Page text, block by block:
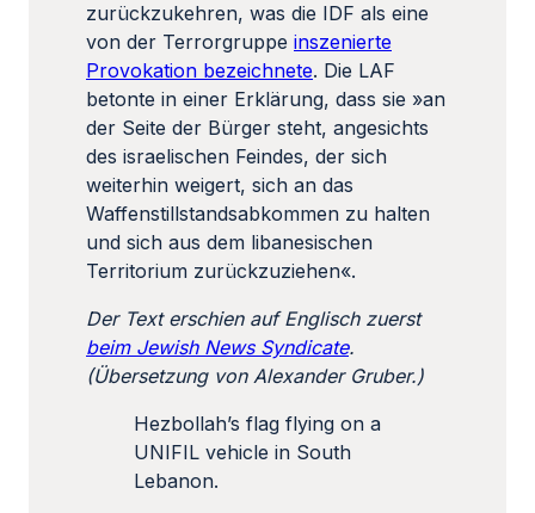
zurückzukehren, was die IDF als eine
von der Terrorgruppe inszenierte
Provokation bezeichnete. Die LAF
betonte in einer Erklärung, dass sie »an
der Seite der Bürger steht, angesichts
des israelischen Feindes, der sich
weiterhin weigert, sich an das
Waffenstillstandsabkommen zu halten
und sich aus dem libanesischen
Territorium zurückzuziehen«.
Der Text erschien auf Englisch zuerst
beim Jewish News Syndicate.
(Übersetzung von Alexander Gruber.)
Hezbollah’s flag flying on a
UNIFIL vehicle in South
Lebanon.